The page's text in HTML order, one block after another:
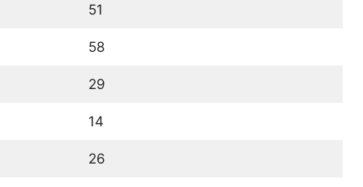
51
58
29
14
26